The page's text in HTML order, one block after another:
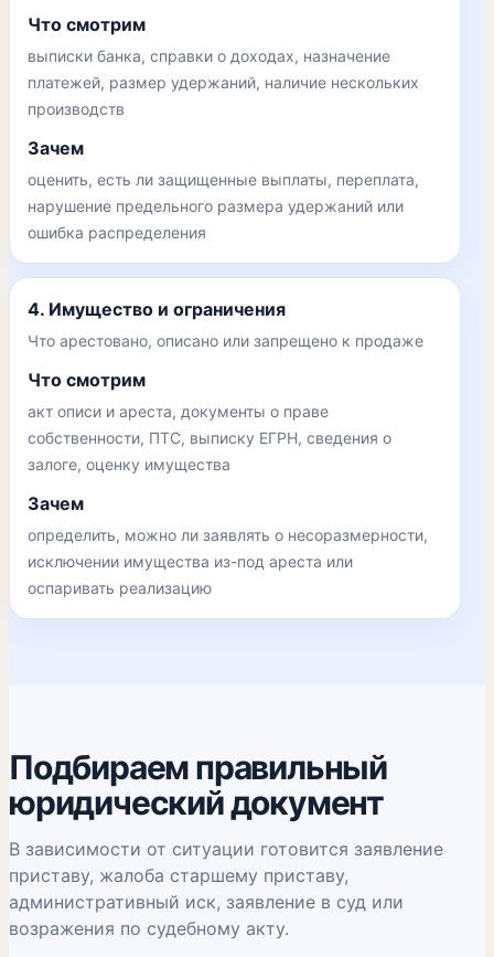
Что смотрим
выписки банка, справки о доходах, назначение
платежей, размер удержаний, наличие нескольких
производств
Зачем
оценить, есть ли защищенные выплаты, переплата,
нарушение предельного размера удержаний или
ошибка распределения
4. Имущество и ограничения
Что арестовано, описано или запрещено к продаже
Что смотрим
акт описи и ареста, документы о праве
собственности, ПТС, выписку ЕГРН, сведения о
залоге, оценку имущества
Зачем
определить, можно ли заявлять о несоразмерности,
исключении имущества из-под ареста или
оспаривать реализацию
Подбираем правильный
юридический документ
В зависимости от ситуации готовится заявление
приставу, жалоба старшему приставу,
административный иск, заявление в суд или
возражения по судебному акту.